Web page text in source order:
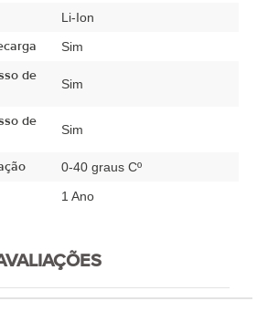
Li-Ion
Sim
de
Sim
de
Sim
0-40 graus Cº
1 Ano